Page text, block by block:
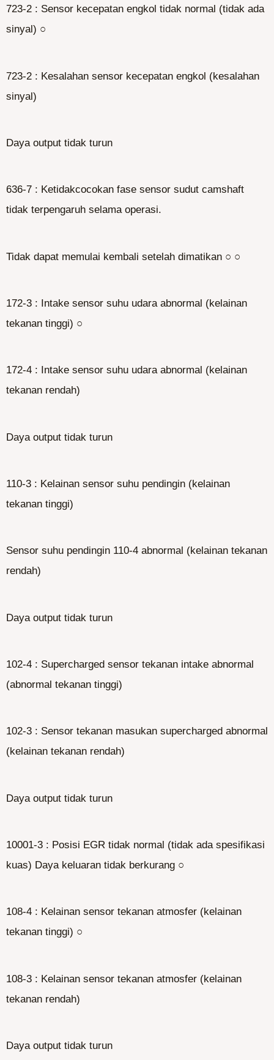
723-2 : Sensor kecepatan engkol tidak normal (tidak ada
sinyal) ○
723-2 : Kesalahan sensor kecepatan engkol (kesalahan
sinyal)
Daya output tidak turun
636-7 : Ketidakcocokan fase sensor sudut camshaft
tidak terpengaruh selama operasi.
Tidak dapat memulai kembali setelah dimatikan ○ ○
172-3 : Intake sensor suhu udara abnormal (kelainan
tekanan tinggi) ○
172-4 : Intake sensor suhu udara abnormal (kelainan
tekanan rendah)
Daya output tidak turun
110-3 : Kelainan sensor suhu pendingin (kelainan
tekanan tinggi)
Sensor suhu pendingin 110-4 abnormal (kelainan tekanan
rendah)
Daya output tidak turun
102-4 : Supercharged sensor tekanan intake abnormal
(abnormal tekanan tinggi)
102-3 : Sensor tekanan masukan supercharged abnormal
(kelainan tekanan rendah)
Daya output tidak turun
10001-3 : Posisi EGR tidak normal (tidak ada spesifikasi
kuas) Daya keluaran tidak berkurang ○
108-4 : Kelainan sensor tekanan atmosfer (kelainan
tekanan tinggi) ○
108-3 : Kelainan sensor tekanan atmosfer (kelainan
tekanan rendah)
Daya output tidak turun